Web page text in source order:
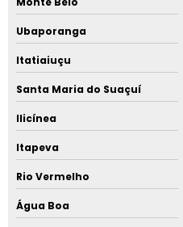
Ubaporanga
Itatiaiuçu
Santa Maria do Suaçuí
Ilicínea
Itapeva
Rio Vermelho
Água Boa